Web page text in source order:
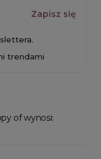
Zapisz się
trendami
of wynosi: